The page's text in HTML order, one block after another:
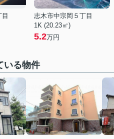
志木市中宗岡５丁目
1K (20.23㎡)
5.2万円
いる物件